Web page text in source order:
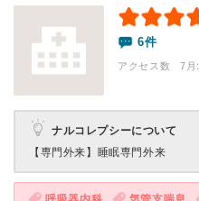
6件
アクセス数 7月:
ナルコレプシーについて
【専門外来】 睡眠専門外来